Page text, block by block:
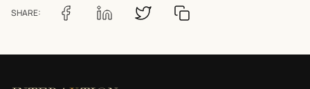
SHARE: